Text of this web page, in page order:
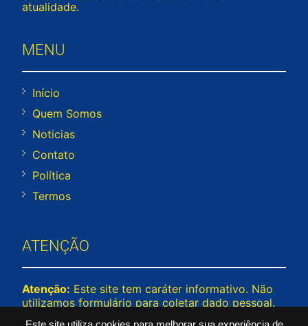
atualidade.
MENU
Início
Quem Somos
Noticias
Contato
Política
Termos
ATENÇÃO
Atenção: Este site tem caráter informativo. Não
utilizamos formulário para coletar dado pessoal.